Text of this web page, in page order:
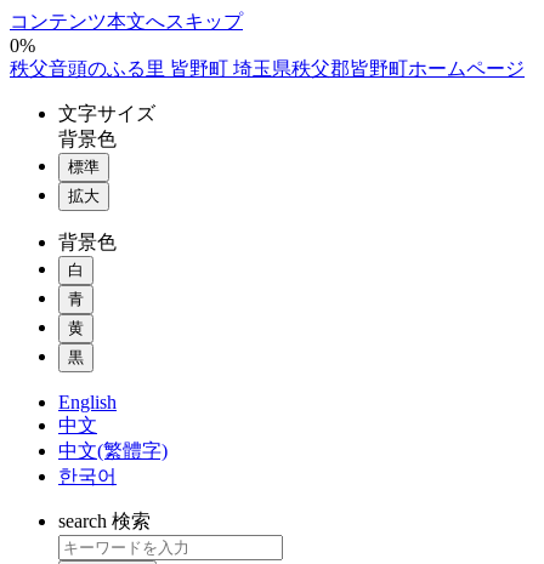
コンテンツ本文へスキップ
0%
秩父音頭のふる里 皆野町 埼玉県秩父郡皆野町ホームページ
文字サイズ
背景色
標準
拡大
背景色
白
青
黄
黒
English
中文
中文(繁體字)
한국어
search 検索